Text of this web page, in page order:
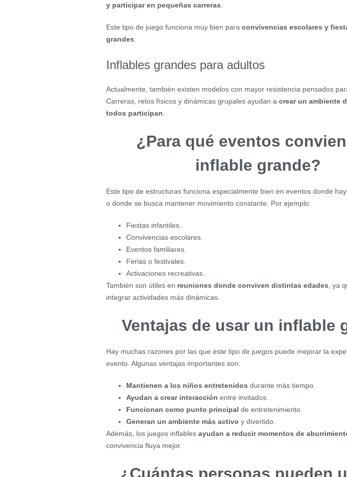
y participar en pequeñas carreras
Este tipo de juego funciona muy bien para convivencias escolares y
grandes
Inflables grandes para adultos
Actualmente, también existen modelos con mayor resistencia pensados
Carreras, retos físicos y dinámicas grupales ayudan a crear un ambiente
todos participan
¿Para qué eventos
inflable grande?
Este tipo de estructuras funciona especialmente bien en eventos donde hay
o donde se busca mantener movimiento constante. Por ejemplo:
Fiestas infantiles.
Convivencias escolares.
Eventos familiares.
Ferias o festivales.
Activaciones recreativas.
También son útiles en reuniones donde conviven distintas edades , ya
integrar actividades más dinámicas.
Ventajas de usar un inflable
Hay muchas razones por las que este tipo de juegos puede mejorar la
evento. Algunas ventajas importantes son:
Mantienen a los niños entretenidos durante más tiempo.
Ayudan a crear interacción entre invitados.
Funcionan como punto principal de entretenimiento.
Generan un ambiente más activo y divertido.
Además, los juegos inflables ayudan a reducir momentos de
convivencia fluya mejor.
¿Cuántas personas pueden